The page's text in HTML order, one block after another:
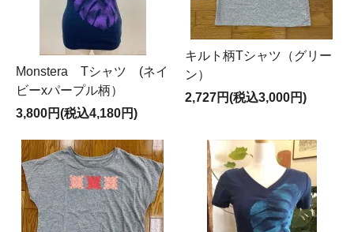
Monstera Tシャツ (ネイ
ビーxパープル柄）
3,800円(税込4,180円)
キルト柄Tシャツ（グリー
ン）
2,727円(税込3,000円)